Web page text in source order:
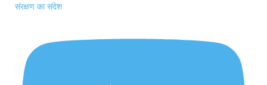
संरक्षण का संदेश